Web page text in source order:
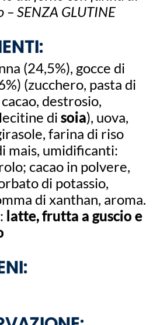
– SENZA GLUTINE
(24,5%), gocce di
(zucchero, pasta di
destrosio,
di soia), uova,
farina di riso
mais, umidificanti:
cacao in polvere,
di potassio,
di xanthan, aroma.
latte, frutta a guscio e